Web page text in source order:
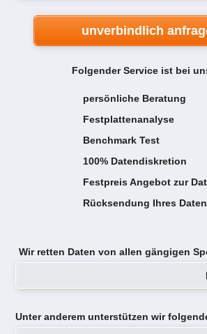
unverbindlich
Folgender Service ist bei
persönliche Beratung
Festplattenanalyse
Benchmark Test
100% Datendiskretion
Festpreis Angebot zur
Rücksendung Ihres
Wir retten Daten vonallen gängigen
Unter anderem unterstützen wir